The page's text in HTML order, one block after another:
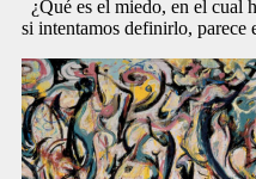
¿Qué es el miedo, en el cual
si intentamos definirlo, parece